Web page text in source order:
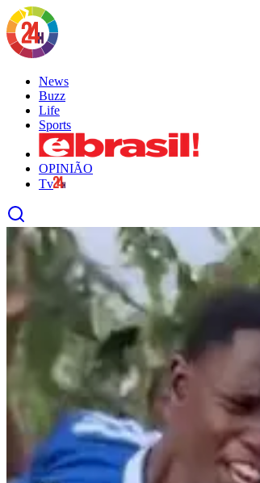
News
Buzz
Life
Sports
OPINIÃO
Tv